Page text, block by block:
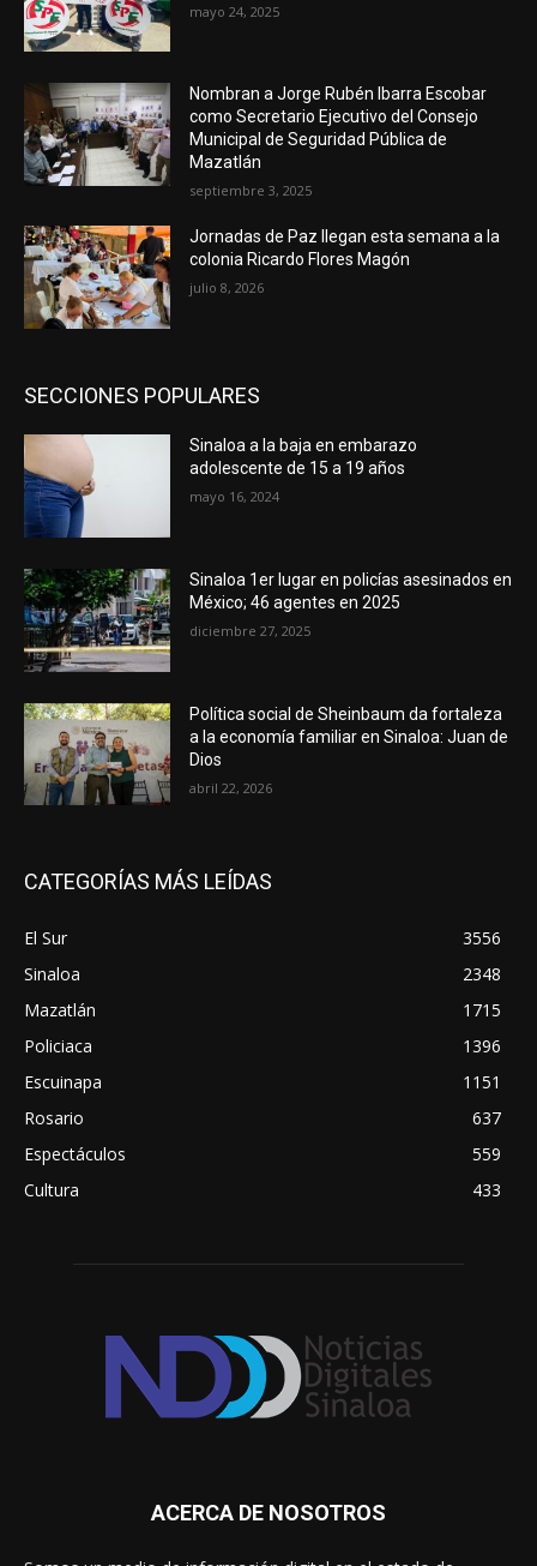
mayo 24, 2025
Nombran a Jorge Rubén Ibarra Escobar
como Secretario Ejecutivo del Consejo
Municipal de Seguridad Pública de
Mazatlán
septiembre 3, 2025
Jornadas de Paz llegan esta semana a la
colonia Ricardo Flores Magón
julio 8, 2026
SECCIONES POPULARES
Sinaloa a la baja en embarazo
adolescente de 15 a 19 años
mayo 16, 2024
Sinaloa 1er lugar en policías asesinados en
México; 46 agentes en 2025
diciembre 27, 2025
Política social de Sheinbaum da fortaleza
a la economía familiar en Sinaloa: Juan de
Dios
abril 22, 2026
CATEGORÍAS MÁS LEÍDAS
El Sur
3556
Sinaloa
2348
Mazatlán
1715
Policiaca
1396
Escuinapa
1151
Rosario
637
Espectáculos
559
Cultura
433
ACERCA DE NOSOTROS